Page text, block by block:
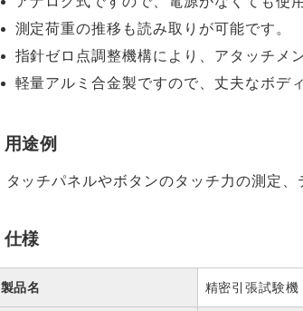
測定荷重の推移も読み取りが可能です。
指針ゼロ点調整機構により、アタッチメ
軽量アルミ合金製ですので、丈夫なボデ
用途例
タッチパネルやボタンのタッチ力の測定
仕様
製品名 精密引張試験機